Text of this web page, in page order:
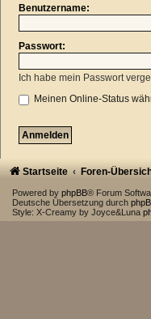
Benutzername:
Passwort:
Ich habe mein Passwort
Meinen Online-Status
Startseite Foren-
Powered by phpBB® Forum
Deutsche Übersetzung durch
Style: X-Creamy by Joyce&Luna